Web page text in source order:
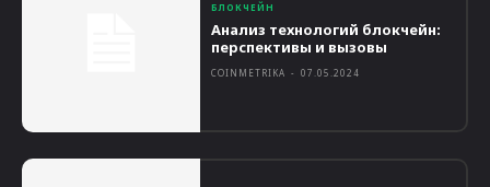
БЛОКЧЕЙН
Анализ технологий блокчейн:
перспективы и вызовы
COINMETRIKA - 07.05.2024